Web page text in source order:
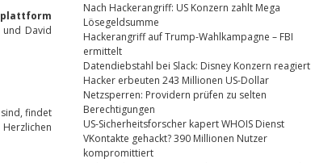
David
findet
Herzlichen
Nach Hackerangriff: US Konzern zahlt Mega
Lösegeldsumme
Hackerangriff auf Trump-Wahlkampagne – FBI
ermittelt
Datendiebstahl bei Slack: Disney Konzern reagiert
Hacker erbeuten 243 Millionen US-Dollar
Netzsperren: Providern prüfen zu selten
Berechtigungen
US-Sicherheitsforscher kapert WHOIS Dienst
VKontakte gehackt? 390 Millionen Nutzer
kompromittiert